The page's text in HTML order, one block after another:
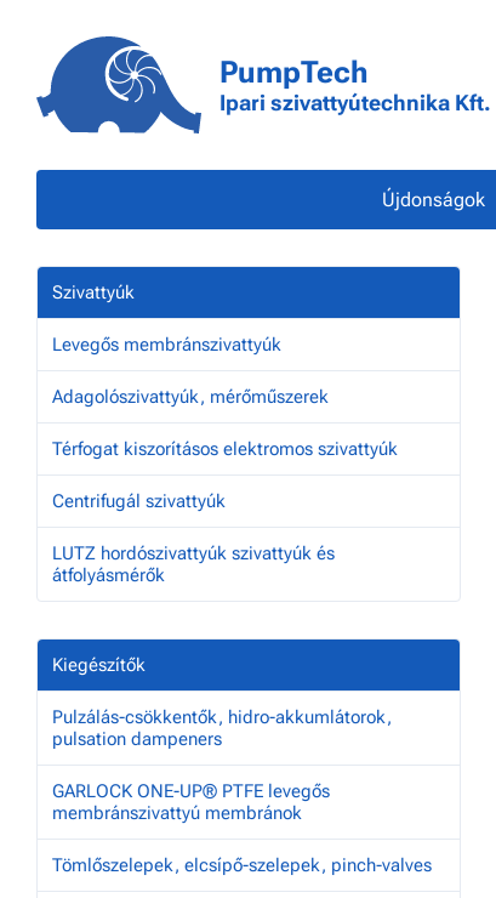
PumpTech
Ipari szivattyútechnika Kft.
Újdonságok
Szivattyúk
Levegős membránszivattyúk
Adagolószivattyúk, mérőműszerek
Térfogat kiszorításos elektromos szivattyúk
Centrifugál szivattyúk
LUTZ hordószivattyúk szivattyúk és
átfolyásmérők
Kiegészítők
Pulzálás-csökkentők, hidro-akkumlátorok,
pulsation dampeners
GARLOCK ONE-UP® PTFE levegős
membránszivattyú membránok
Tömlőszelepek, elcsípő-szelepek, pinch-valves